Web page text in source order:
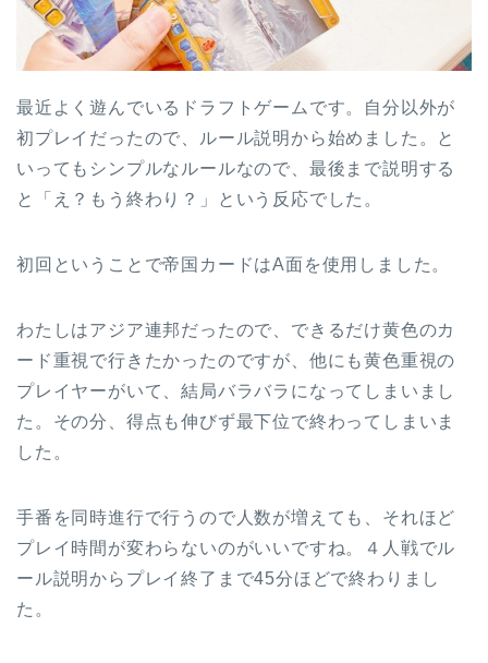
最近よく遊んでいるドラフトゲームです。自分以外が
初プレイだったので、ルール説明から始めました。と
いってもシンプルなルールなので、最後まで説明する
と「え？もう終わり？」という反応でした。
初回ということで帝国カードはA面を使用しました。
わたしはアジア連邦だったので、できるだけ黄色のカ
ード重視で行きたかったのですが、他にも黄色重視の
プレイヤーがいて、結局バラバラになってしまいまし
た。その分、得点も伸びず最下位で終わってしまいま
した。
手番を同時進行で行うので人数が増えても、それほど
プレイ時間が変わらないのがいいですね。４人戦でル
ール説明からプレイ終了まで45分ほどで終わりまし
た。